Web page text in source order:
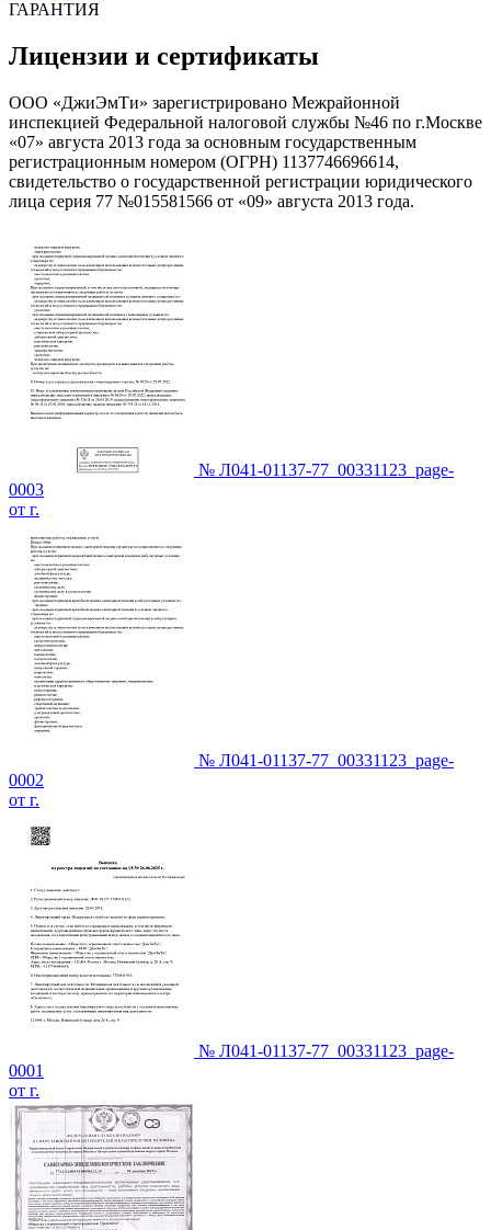
ГАРАНТИЯ
Лицензии и сертификаты
ООО «ДжиЭмТи» зарегистрировано Межрайонной
инспекцией Федеральной налоговой службы №46 по г.Москве
«07» августа 2013 года за основным государственным
регистрационным номером (ОГРН) 1137746696614,
свидетельство о государственной регистрации юридического
лица серия 77 №015581566 от «09» августа 2013 года.
№ Л041-01137-77_00331123_page-
0003
от г.
№ Л041-01137-77_00331123_page-
0002
от г.
№ Л041-01137-77_00331123_page-
0001
от г.